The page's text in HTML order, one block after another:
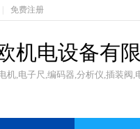
免费注册
机电设备有
机,电子尺,编码器,分析仪,插装阀,